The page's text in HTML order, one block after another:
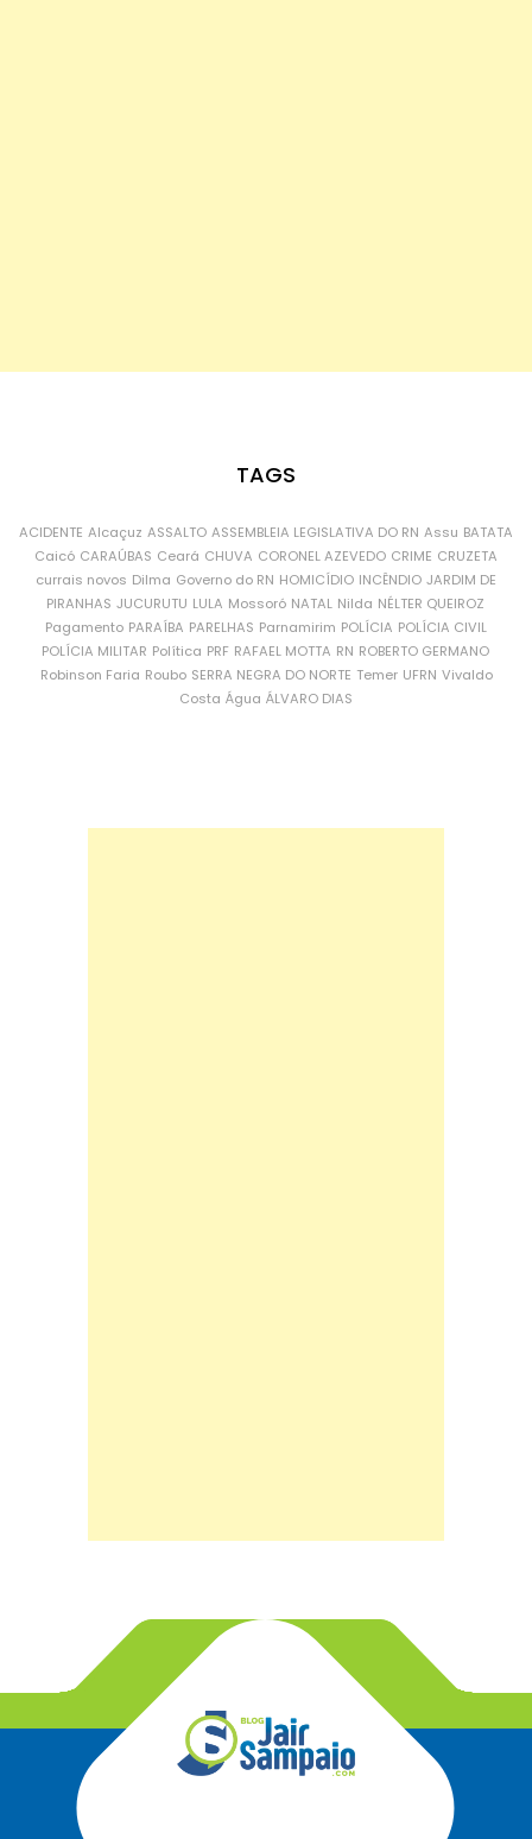
TAGS
ACIDENTE Alcaçuz ASSALTO ASSEMBLEIA LEGISLATIVA DO RN Assu BATATA
Caicó CARAÚBAS Ceará CHUVA CORONEL AZEVEDO CRIME CRUZETA
currais novos Dilma Governo do RN HOMICÍDIO INCÊNDIO JARDIM DE
PIRANHAS JUCURUTU LULA Mossoró NATAL Nilda NÉLTER QUEIROZ
Pagamento PARAÍBA PARELHAS Parnamirim POLÍCIA POLÍCIA CIVIL
POLÍCIA MILITAR Política PRF RAFAEL MOTTA RN ROBERTO GERMANO
Robinson Faria Roubo SERRA NEGRA DO NORTE Temer UFRN Vivaldo
Costa Água ÁLVARO DIAS